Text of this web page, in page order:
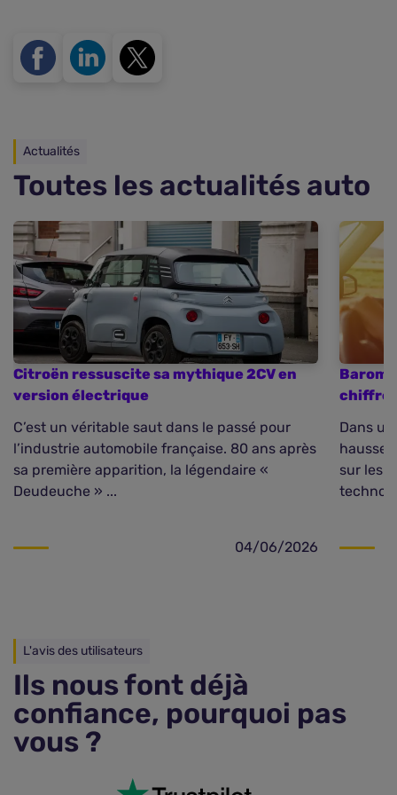
Actualités
Toutes les actualités auto
Citroën ressuscite sa mythique 2CV en
version électrique
C’est un véritable saut dans le passé pour
l’industrie automobile française. 80 ans après
sa première apparition, la légendaire «
Deudeuche » ...
04/06/2026
chiffres
Dans
hausse
sur les
L'avis des utilisateurs
Ils nous font déjà
confiance, pourquoi pas
vous ?